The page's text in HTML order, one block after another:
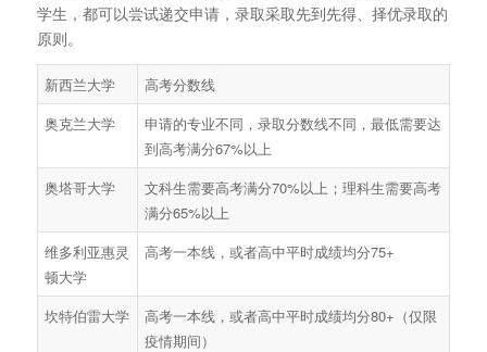
学生，都可以尝试递交申请，录取采取先到先得、择优录取的
原则。
新西兰大学
高考分数线
奥克兰大学
申请的专业不同，录取分数线不同，最低需要达
到高考满分67%以上
奥塔哥大学
文科生需要高考满分70%以上；理科生需要高考
满分65%以上
维多利亚惠灵
顿大学
高考一本线，或者高中平时成绩均分75+
坎特伯雷大学
高考一本线，或者高中平时成绩均分80+（仅限
疫情期间）